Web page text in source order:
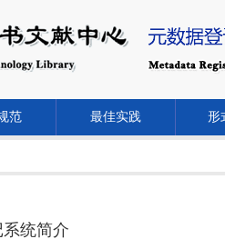
范 最佳实践 形
统简介